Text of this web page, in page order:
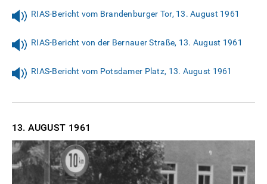
RIAS-Bericht vom Brandenburger Tor, 13. August 1961
RIAS-Bericht von der Bernauer Straße, 13. August 1961
RIAS-Bericht vom Potsdamer Platz, 13. August 1961
13. AUGUST 1961